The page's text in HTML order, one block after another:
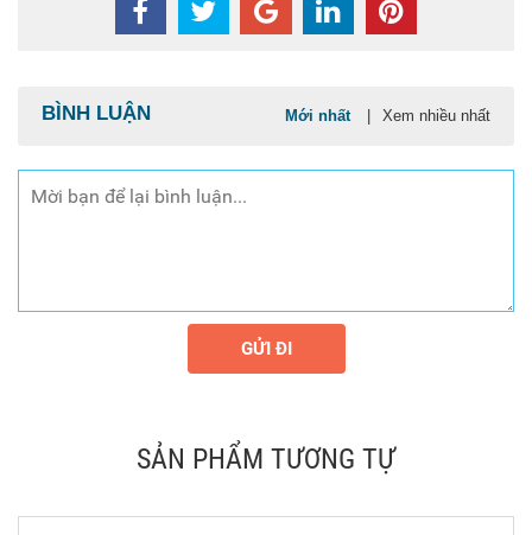
BÌNH LUẬN Mới nhất Xem nhiều nhất
GỬI ĐI
SẢN PHẨM TƯƠNG TỰ